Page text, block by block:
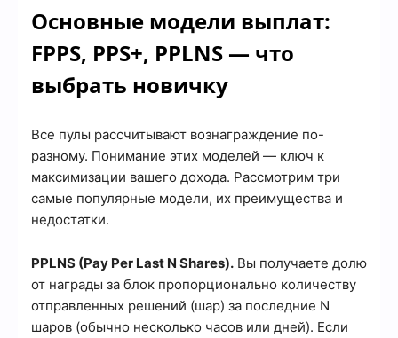
Основные модели выплат:
FPPS, PPS+, PPLNS — что
выбрать новичку
Все пулы рассчитывают вознаграждение по-
разному. Понимание этих моделей — ключ к
максимизации вашего дохода. Рассмотрим три
самые популярные модели, их преимущества и
недостатки.
PPLNS (Pay Per Last N Shares). Вы получаете долю
от награды за блок пропорционально количеству
отправленных решений (шар) за последние N
шаров (обычно несколько часов или дней). Если